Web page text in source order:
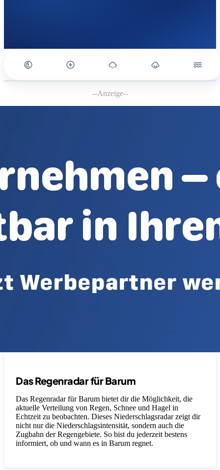
--Anzeige--
Das Regenradar für Barum
Das Regenradar für Barum bietet dir die Möglichkeit, die
aktuelle Verteilung von Regen, Schnee und Hagel in
Echtzeit zu beobachten. Dieses Niederschlagsradar zeigt dir
nicht nur die Niederschlagsintensität, sondern auch die
Zugbahn der Regengebiete. So bist du jederzeit bestens
informiert, ob und wann es in Barum regnet.